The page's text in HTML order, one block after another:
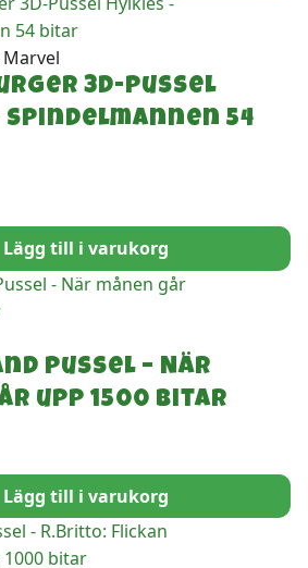
3D-Pussel
Spindelmannen 54
Lägg till i varukorg
Pussel – När
upp 1500 bitar
Lägg till i varukorg